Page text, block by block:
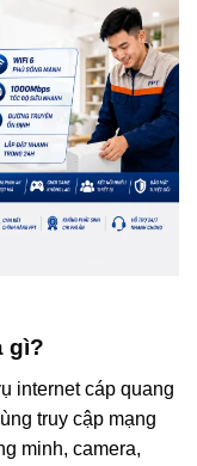
gì?
internet cáp quang
truy cập mạng
minh, camera,